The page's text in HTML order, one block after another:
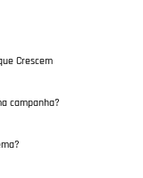
Crescem
campanha?